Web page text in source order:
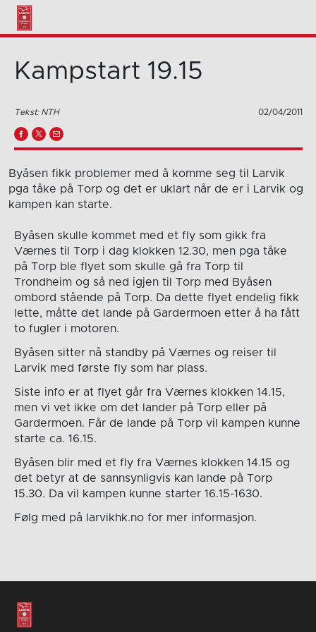
Kampstart 19.15
Tekst: NTH 02/04/2011
Byåsen fikk problemer med å komme seg til Larvik
pga tåke på Torp og det er uklart når de er i Larvik og
kampen kan starte.
Byåsen skulle kommet med et fly som gikk fra
Værnes til Torp i dag klokken 12.30, men pga tåke
på Torp ble flyet som skulle gå fra Torp til
Trondheim og så ned igjen til Torp med Byåsen
ombord stående på Torp. Da dette flyet endelig fikk
lette, måtte det lande på Gardermoen etter å ha fått
to fugler i motoren.
Byåsen sitter nå standby på Værnes og reiser til
Larvik med første fly som har plass.
Siste info er at flyet går fra Værnes klokken 14.15,
men vi vet ikke om det lander på Torp eller på
Gardermoen. Får de lande på Torp vil kampen kunne
starte ca. 16.15.
Byåsen blir med et fly fra Værnes klokken 14.15 og
det betyr at de sannsynligvis kan lande på Torp
15.30. Da vil kampen kunne starter 16.15-1630.
Følg med på larvikhk.no for mer informasjon.